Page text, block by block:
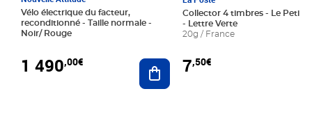
Vélo électrique du facteur,
reconditionné - Taille normale -
Noir/ Rouge
1 490,00€ Ajouter au panier
Collector 4 timbres - Le Petit
- Lettre Verte
20g / France
7,50€